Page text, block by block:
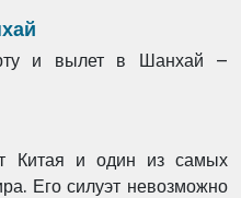
и вылет в Шанхай –
Китая и один из самых
Его силуэт невозможно